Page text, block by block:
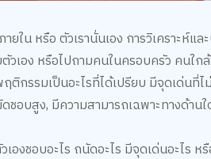
ใน หรือ ตัวเรานั่นเอง การวิเคราะห์แ
วเอง หรือไปถามคนในครอบครัว คนใก
กรรมเป็นอะไรที่ได้เปรียบ มีจุดเด่นที่
อบสูง, มีความสามารถเฉพาะทางด้าน
เองชอบอะไร ถนัดอะไร มีจุดเด่นอะไ